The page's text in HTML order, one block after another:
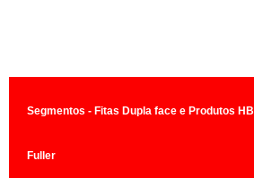
Segmentos - Fitas Dupla face e Produtos HB
Fuller